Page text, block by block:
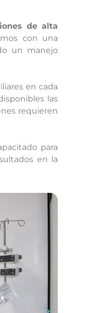
de alta
con una
un manejo
en cada
las
requieren
para
en la